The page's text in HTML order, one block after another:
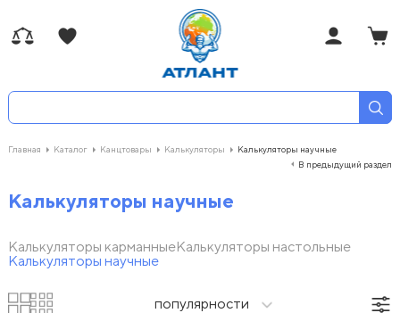
Главная Каталог Канцтовары Калькуляторы
Калькуляторы научные
В предыдущий раздел
Калькуляторы научные
Калькуляторы карманныеКалькуляторы настольные
Калькуляторы научные
популярности